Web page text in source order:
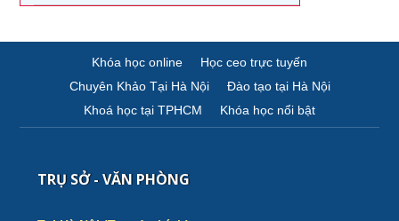
Khóa học online
Học ceo trực tuyến
Chuyên Khảo Tại Hà Nội
Đào tạo tại Hà Nội
Khoá học tại TPHCM
Khóa học nổi bật
TRỤ SỞ - VĂN PHÒNG